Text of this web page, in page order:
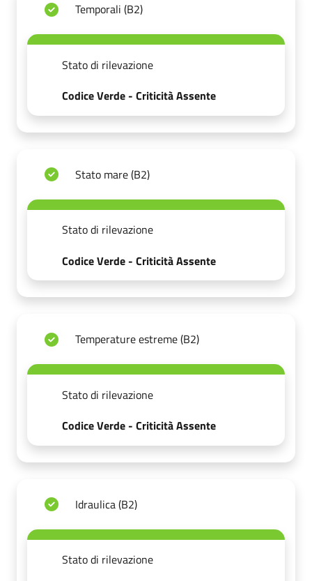
Temporali (B2)
Stato di rilevazione
Codice Verde - Criticità Assente
Stato mare (B2)
Stato di rilevazione
Codice Verde - Criticità Assente
Temperature estreme (B2)
Stato di rilevazione
Codice Verde - Criticità Assente
Idraulica (B2)
Stato di rilevazione